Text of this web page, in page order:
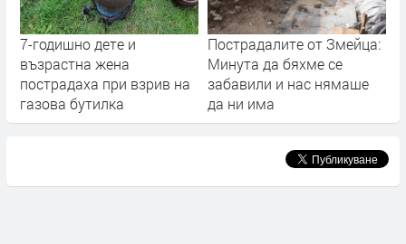
7-годишно дете и
възрастна жена
пострадаха при взрив на
газова бутилка
Пострадалите от Змейца:
Минута да бяхме се
забавили и нас нямаше
да ни има